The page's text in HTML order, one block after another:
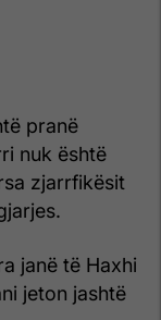
pranë
nuk është
zjarrfikësit
janë të Haxhi
jeton jashtë